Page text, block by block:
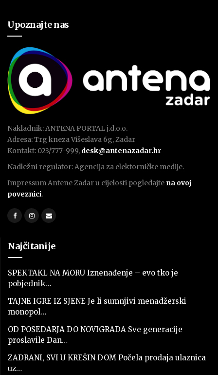
Upoznajte nas
Nakladnik: ANTENA PORTAL j.d.o.o.
Adresa: Trg kneza Višeslava 6g, Zadar
Kontakt: 023/777-999, desk@antenazadar.hr
Nadležni regulator: Agencija za elektorničke medije.
Impressum Antene Zadar u cijelosti pogledajte na ovoj
poveznici.
Najčitanije
SPEKTAKL NA MORU Iznenađenje – evo tko je
pobjednik…
TAJNE IGRE IZ SJENE Je li sumnjivi menadžerski
monopol…
OD POSEDARJA DO NOVIGRADA Sve generacije
proslavile Dan…
ZADRANI, SVI U KREŠIN DOM Počela prodaja ulaznica
uz…